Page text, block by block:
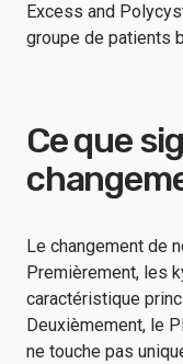
Excess and
groupe de patients
Ce que
Le changement de
Premièrement, les
caractéristique
Deuxièmement, le
ne touche pas